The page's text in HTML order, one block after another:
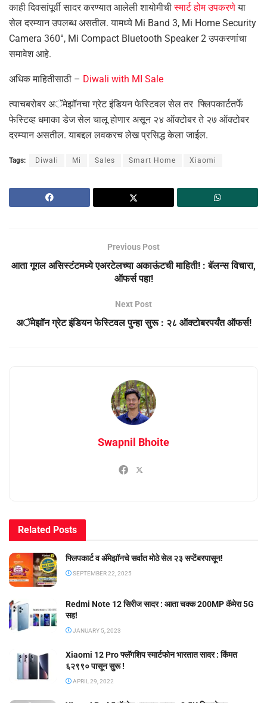
काही दिवसांपूर्वी सादर करण्यात आलेली शायोमीचीस्मार्ट होम उपकरणेया
सेल दरम्यान उपलब्ध असतील. यामध्ये Mi Band 3, Mi Home Security
Camera 360°, Mi Compact Bluetooth Speaker 2 उपकरणांचा
समावेश आहे.
अधिक माहितीसाठी – Diwali with MI Sale
त्याचबरोबर अॅमेझॉनचा ग्रेट इंडियन फेस्टिवल सेल तर फ्लिपकार्टतर्फे
फेस्टिव्ह धमाका डेज सेल चालू होणार असून २४ ऑक्टोबर ते २७ ऑक्टोबर
दरम्यान असतील. याबद्दल लवकरच लेख प्रसिद्ध केला जाईल.
Tags: Diwali Mi Sales Smart Home Xiaomi
Previous Post
आता गूगल असिस्टंटमध्ये एअरटेलच्या अकाऊंटची माहिती! : बॅलन्स विचारा,
ऑफर्स पहा!
Next Post
अॅमेझॉन ग्रेट इंडियन फेस्टिवल पुन्हा सुरू : २८ ऑक्टोबरपर्यंत ऑफर्स!
Swapnil Bhoite
Related Posts
फ्लिपकार्ट व ॲमेझॉनचे सर्वात मोठे सेल २३ सप्टेंबरपासून!
SEPTEMBER 22, 2025
Redmi Note 12 सिरीज सादर : आता चक्क 200MP कॅमेरा 5G
सह!
JANUARY 5, 2023
Xiaomi 12 Pro फ्लॅगशिप स्मार्टफोन भारतात सादर : किंमत
६२९९० पासून सुरू !
APRIL 29, 2022